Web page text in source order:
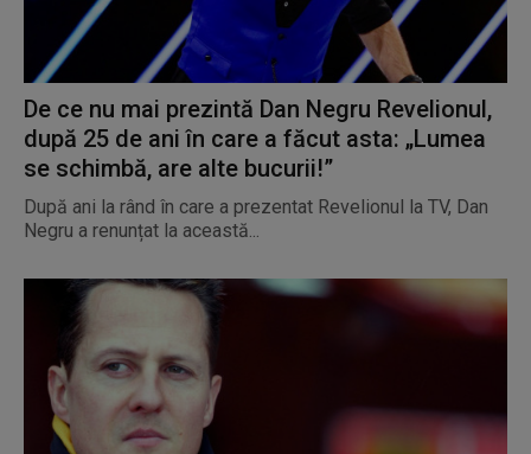
De ce nu mai prezintă Dan Negru Revelionul,
după 25 de ani în care a făcut asta: „Lumea
se schimbă, are alte bucurii!”
După ani la rând în care a prezentat Revelionul la TV, Dan
Negru a renunțat la această...